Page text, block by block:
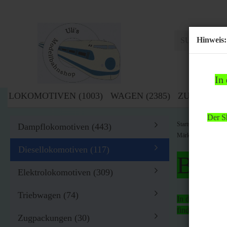
Hinweis:
In
Der
LOKOMOTIVEN (1003) WAGEN (2385) ZUBEHÖR
Startseite »
Märklin H0 3021
Bitte
In der Zeit
findet
Dampflokomotiven (443)
Diesellokomotiven (117)
Elektrolokomotiven (309)
Triebwagen (74)
Zugpackungen (30)